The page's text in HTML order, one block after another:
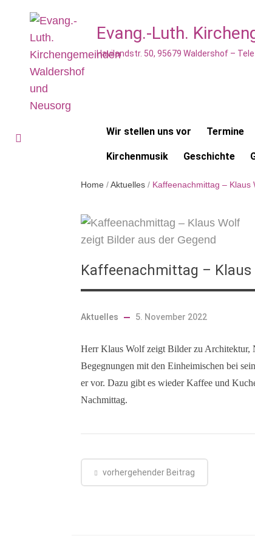
Evang.-Luth.
Havilandstr. 50, 95679 Waldershof –
Wir stellen uns vor Termine
Kirchenmusik Geschichte
Home / Aktuelles/ Kaffeenachmittag – Klaus
Kaffeenachmittag – Klaus
Aktuelles 5. November 2022
Herr Klaus Wolf zeigt Bilder zu Architektur,
Begegnungen mit den Einheimischen bei
er vor. Dazu gibt es wieder Kaffee und
Nachmittag.
vorhergehender Beitrag